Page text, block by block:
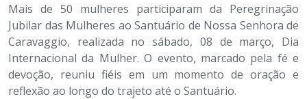
Mais de 50 mulheres participaram da Peregrinação
Jubilar das Mulheres ao Santuário de Nossa Senhora de
Caravaggio, realizada no sábado, 08 de março, Dia
Internacional da Mulher. O evento, marcado pela fé e
devoção, reuniu fiéis em um momento de oração e
reflexão ao longo do trajeto até o Santuário.